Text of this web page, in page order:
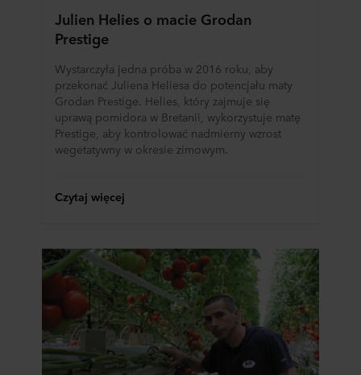
Julien Helies o macie Grodan
Prestige
Wystarczyła jedna próba w 2016 roku, aby
przekonać Juliena Heliesa do potencjału maty
Grodan Prestige. Helies, który zajmuje się
uprawą pomidora w Bretanii, wykorzystuje matę
Prestige, aby kontrolować nadmierny wzrost
wegetatywny w okresie zimowym.
Czytaj więcej